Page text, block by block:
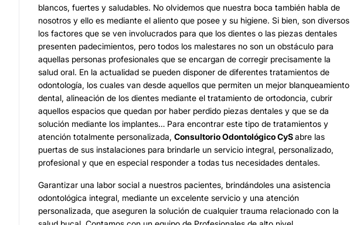
blancos, fuertes y saludables. No olvidemos que nuestra boca también habla de
nosotros y ello es mediante el aliento que posee y su higiene. Si bien, son diversos
los factores que se ven involucrados para que los dientes o las piezas dentales
presenten padecimientos, pero todos los malestares no son un obstáculo para
aquellas personas profesionales que se encargan de corregir precisamente la
salud oral. En la actualidad se pueden disponer de diferentes tratamientos de
odontología, los cuales van desde aquellos que permiten un mejor blanqueamiento
dental, alineación de los dientes mediante el tratamiento de ortodoncia, cubrir
aquellos espacios que quedan por haber perdido piezas dentales y que se da
solución mediante los implantes… Para encontrar este tipo de tratamientos y
atención totalmente personalizada, Consultorio Odontológico CySabre las
puertas de sus instalaciones para brindarle un servicio integral, personalizado,
profesional y que en especial responder a todas tus necesidades dentales.
Garantizar una labor social a nuestros pacientes, brindándoles una asistencia
odontológica integral, mediante un excelente servicio y una atención
personalizada, que aseguren la solución de cualquier trauma relacionado con la